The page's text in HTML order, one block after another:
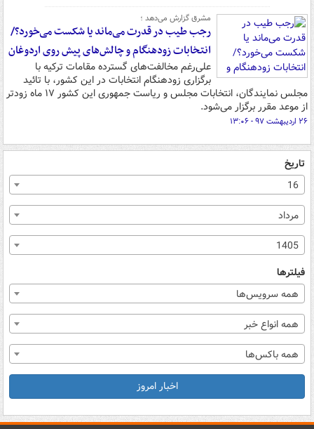
مشرق گزارش می‌دهد ؛
رجب طیب در قدرت می‌ماند یا شکست می‌خورد؟/
انتخابات زودهنگام و چالش‌های پیش روی اردوغان
علی‌رغم مخالفت‌های گسترده مقامات ترکیه با
برگزاری زودهنگام انتخابات در این کشور، با تائید
مجلس نمایندگان، انتخابات مجلس و ریاست جمهوری این کشور ۱۷ ماه زودتر
از موعد مقرر برگزار می‌شود.
۲۶ اردیبهشت ۹۷ - ۱۳:۰۶
تاریخ
16
مرداد
1405
فیلترها
همه سرویس‌ها
همه انواع خبر
همه باکس‌ها
اخبار امروز